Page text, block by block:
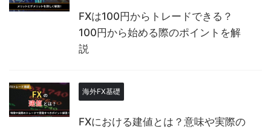
FXは100円からトレードできる？
100円から始める際のポイントを解
説
海外FX基礎
FXにおける建値とは？意味や実際の